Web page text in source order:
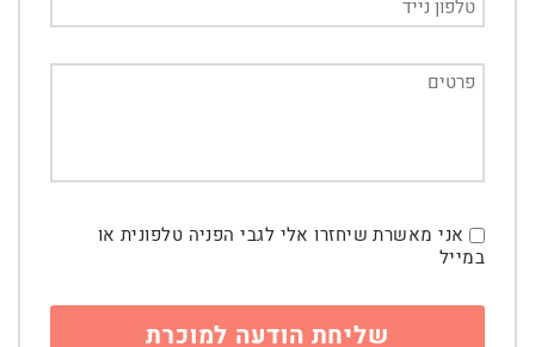
אני מאשרת שיחזרו אלי לגבי הפניה טלפונית או
במייל